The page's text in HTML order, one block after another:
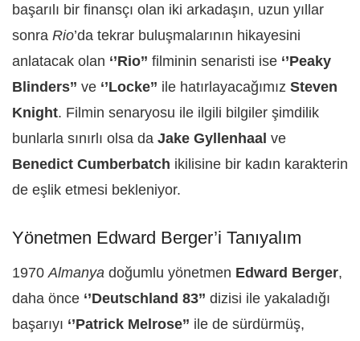
başarılı bir finansçı olan iki arkadaşın, uzun yıllar
sonra Rio’da tekrar buluşmalarının hikayesini
anlatacak olan ‘’Rio’’ filminin senaristi ise ‘’Peaky
Blinders’’ ve ‘’Locke’’ ile hatırlayacağımız Steven
Knight. Filmin senaryosu ile ilgili bilgiler şimdilik
bunlarla sınırlı olsa da Jake Gyllenhaal ve
Benedict Cumberbatch ikilisine bir kadın karakterin
de eşlik etmesi bekleniyor.
Yönetmen Edward Berger’i Tanıyalım
1970Almanya doğumlu yönetmen Edward Berger,
daha önce ‘’Deutschland 83’’ dizisi ile yakaladığı
başarıyı ‘’Patrick Melrose’’ ile de sürdürmüş,